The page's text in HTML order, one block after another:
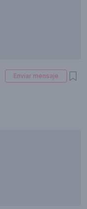
Enviar mensaje